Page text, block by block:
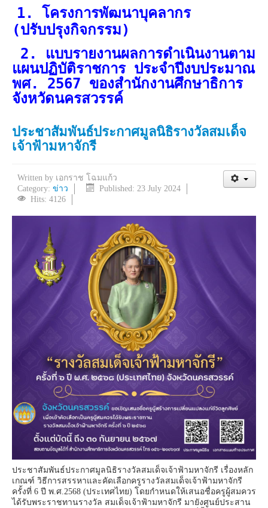
1. โครงการพัฒนาบุคลากร
(ปรับปรุงกิจกรรม)
2 . แบบรายงานผลการดำเนินงานตาม
แผนปฏิบัติราชการ ประจำปีงบประมาณ
พศ. 2567 ของสำนักงานศึกษาธิการ
จังหวัดนครสวรรค์
ประชาสัมพันธ์ประกาศมูลนิธิรางวัลสมเด็จ
เจ้าฟ้ามหาจักรี
Written by เอกราช โฉมแก้ว
Category: ข่าว
Published: 23 July 2024
Hits: 4126
ประชาสัมพันธ์ประกาศมูลนิธิรางวัลสมเด็จเจ้าฟ้ามหาจักรี เรื่องหลัก
เกณฑ์ วิธีการสรรหาและคัดเลือกครูรางวัลสมเด็จเจ้าฟ้ามหาจักรี
ครั้งที่ 6 ปี พ.ศ.2568 (ประเทศไทย) โดยกำหนดให้เสนอชื่อครูผู้สมควร
ได้รับพระราชทานรางวัล สมเด็จเจ้าฟ้ามหาจักรี มายังศูนย์ประสาน